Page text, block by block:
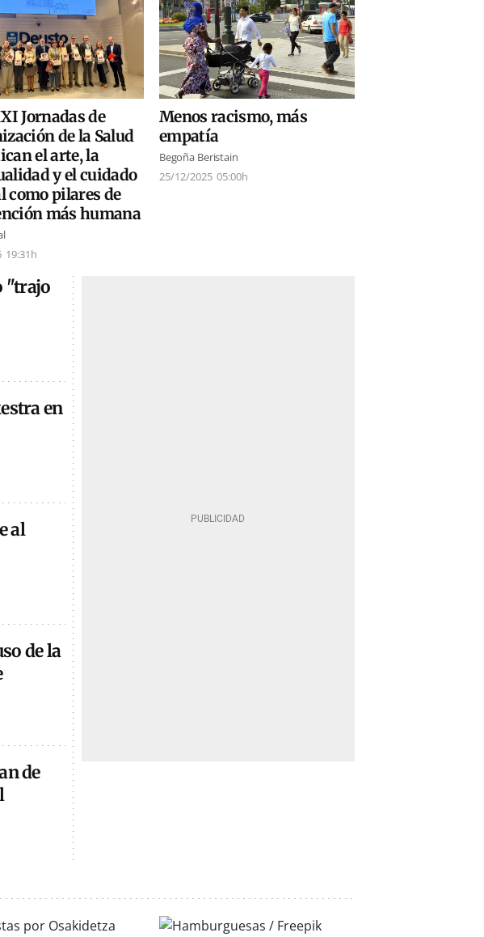
Jornadas de
de la Salud
el arte, la
y el cuidado
como pilares de
más humana
19:31h
Menos racismo, más
empatía
Begoña Beristain
25/12/2025 05:00h
"trajo
en
al
de la
de